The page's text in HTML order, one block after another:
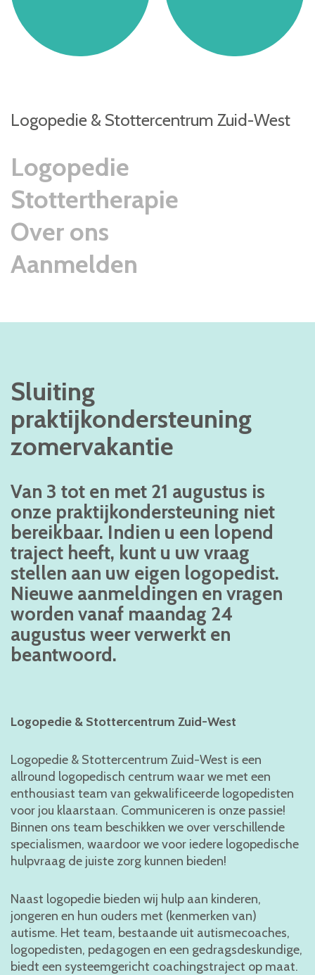
Logopedie & Stottercentrum Zuid-West
Logopedie
Stottertherapie
Over ons
Aanmelden
Sluiting
praktijkondersteuning
zomervakantie
Van 3 tot en met 21 augustus is
onze praktijkondersteuning niet
bereikbaar. Indien u een lopend
traject heeft, kunt u uw vraag
stellen aan uw eigen logopedist.
Nieuwe aanmeldingen en vragen
worden vanaf maandag 24
augustus weer verwerkt en
beantwoord.
Logopedie & Stottercentrum Zuid-West
Logopedie & Stottercentrum Zuid-West is een
allround logopedisch centrum waar we met een
enthousiast team van gekwalificeerde logopedisten
voor jou klaarstaan. Communiceren is onze passie!
Binnen ons team beschikken we over verschillende
specialismen, waardoor we voor iedere logopedische
hulpvraag de juiste zorg kunnen bieden!
Naast logopedie bieden wij hulp aan kinderen,
jongeren en hun ouders met (kenmerken van)
autisme. Het team, bestaande uit autismecoaches,
logopedisten, pedagogen en een gedragsdeskundige,
biedt een systeemgericht coachingstraject op maat.